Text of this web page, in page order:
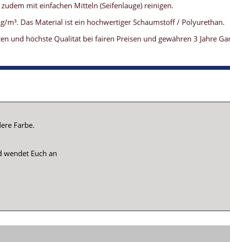
mit einfachen Mitteln (Seifenlauge) reinigen.
m³. Das Material ist ein hochwertiger Schaumstoff / Polyurethan.
und höchste Qualität bei fairen Preisen und gewähren 3 Jahre
Farbe.
Euch an